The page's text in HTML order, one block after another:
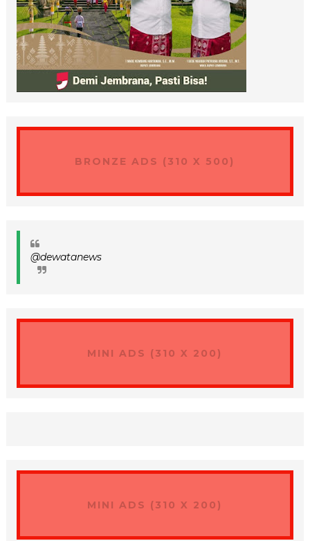
BRONZE ADS (310 X 500)
@dewatanews
MINI ADS (310 X 200)
MINI ADS (310 X 200)